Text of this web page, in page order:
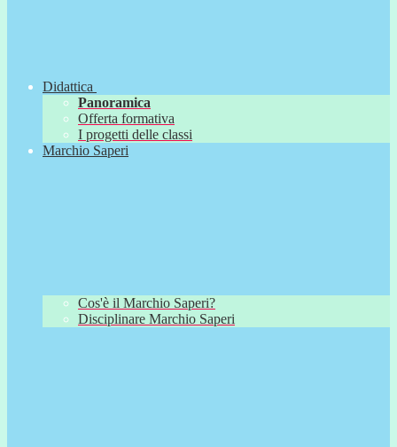
Didattica
Panoramica
Offerta formativa
I progetti delle classi
Marchio Saperi
Cos'è il Marchio Saperi?
Disciplinare Marchio Saperi